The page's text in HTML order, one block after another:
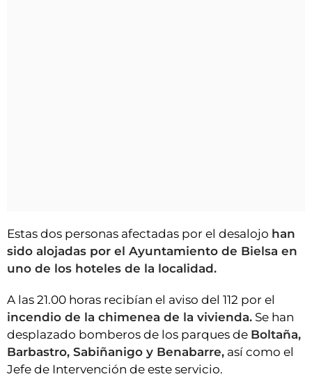
Estas dos personas afectadas por el desalojo han
sido alojadas por el Ayuntamiento de Bielsa en
uno de los hoteles de la localidad.
A las 21.00 horas recibían el aviso del 112 por el
incendio de la chimenea de la vivienda. Se han
desplazado bomberos de los parques de Boltaña,
Barbastro, Sabiñanigo y Benabarre, así como el
Jefe de Intervención de este servicio.